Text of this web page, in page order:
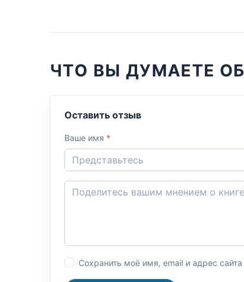
ЧТО ВЫ ДУМАЕТЕ
Оставить отзыв
Ваше имя *
Сохранить моё имя, email и адрес